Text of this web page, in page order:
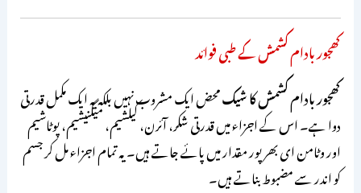
کھجور بادام کشمش کے طبی فوائد
کھجور بادام کشمش کا شیکمحض ایک مشروب نہیں بلکہ یہ ایک مکمل قدرتی
دوا ہے۔ اس کے اجزاء میں قدرتی شکر، آئرن، کیلشیم، میگنیشیم، پوٹاشیم
اور وٹامن ای بھرپور مقدار میں پائے جاتے ہیں۔ یہ تمام اجزاء مل کر جسم
کو اندر سے مضبوط بناتے ہیں۔